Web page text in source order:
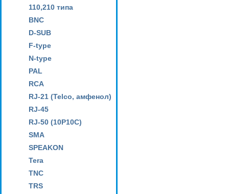
110,210 типа
BNC
D-SUB
F-type
N-type
PAL
RCA
RJ-21 (Telco, амфенол)
RJ-45
RJ-50 (10P10C)
SMA
SPEAKON
Tera
TNC
TRS